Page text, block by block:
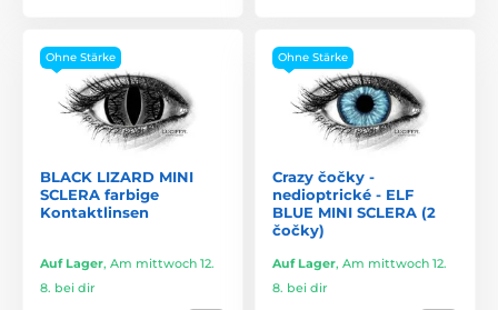
Ohne Stärke
BLACK LIZARD MINI
SCLERA farbige
Kontaktlinsen
Auf Lager, Am mittwoch 12.
8. bei dir
Ohne Stärke
Crazy čočky -
nedioptrické - ELF
BLUE MINI SCLERA (2
čočky)
Auf Lager, Am mittwoch 12.
8. bei dir